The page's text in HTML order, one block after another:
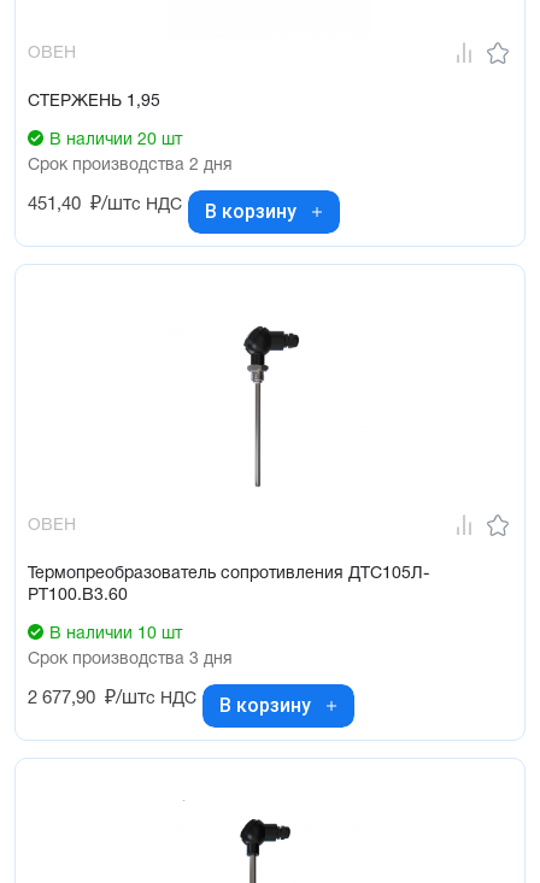
ОВЕН
СТЕРЖЕНЬ 1,95
В наличии 20 шт
Срок производства 2 дня
451,40 ₽/штс НДС В корзину
ОВЕН
Термопреобразователь сопротивления ДТС105Л-
РТ100.В3.60
В наличии 10 шт
Срок производства 3 дня
2 677,90 ₽/штс НДС В корзину